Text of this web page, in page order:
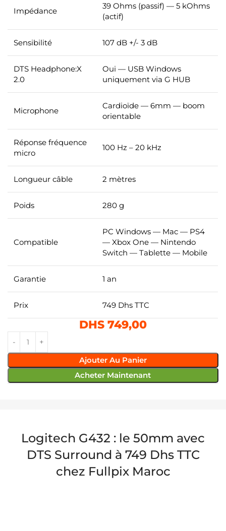
Impédance
39 Ohms (passif) — 5 kOhms
(actif)
Sensibilité 107 dB +/- 3 dB
DTS Headphone:X
2.0
Oui — USB Windows
uniquement via G HUB
Microphone
Cardioïde — 6mm — boom
orientable
Réponse fréquence
micro
100 Hz – 20 kHz
Longueur câble 2 mètres
Poids 280 g
Compatible
PC Windows — Mac — PS4
— Xbox One — Nintendo
Switch — Tablette — Mobile
Garantie 1 an
Prix 749 Dhs TTC
DHS749,00
Ajouter Au Panier
Acheter Maintenant
Logitech G432 : le 50mm avec
DTS Surround à 749 Dhs TTC
chez Fullpix Maroc